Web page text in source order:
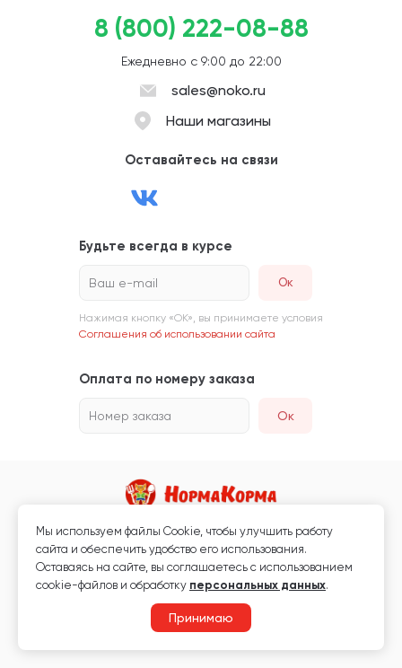
8 (800) 222-08-88
Ежедневно с 9:00 до 22:00
sales@noko.ru
Наши магазины
Оставайтесь на связи
Будьте всегда в курсе
Ваш e-mail
Нажимая кнопку «ОК», вы принимаете условия
Соглашения об использовании сайта
Оплата по номеру заказа
Номер заказа Ок
Магазин кормов для животных и ветаптека
Любая информация, размещённая на сайте, не является публичной
офертой.
Мы используем файлы Сookie, чтобы улучшить работу
сайта и обеспечить удобство его использования.
Оставаясь на сайте, вы соглашаетесь с использованием
cookie-файлов и обработку персональных данных.
Принимаю